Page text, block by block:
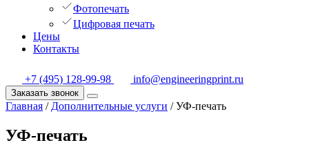
Фотопечать
Цифровая печать
Цены
Контакты
+7 (495) 128-99-98 info@engineeringprint.ru
Заказать звонок
Главная / Дополнительные услуги /УФ-печать
УФ-печать